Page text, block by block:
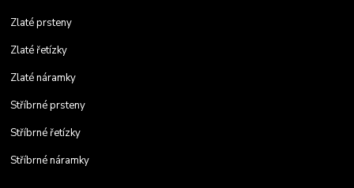
Zlaté prsteny
Zlaté řetízky
Zlaté náramky
Stříbrné prsteny
Stříbrné řetízky
Stříbrné náramky